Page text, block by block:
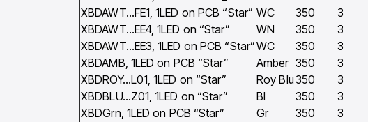
XBDAWT…FE1, 1LED on PCB “Star” WC 350 3
XBDAWT…EE4, 1LED on “Star”
WN 350 3
XBDAWT…EE3, 1LED on PCB “Star”WC 350 3
XBDAMB, 1LED on PCB “Star”
Amber 350 3
XBDROY…L01, 1LED on “Star”
Roy Blu350 3
XBDBLU…Z01, 1LED on “Star”
Bl 350 3
XBDGrn, 1LED on PCB “Star”
Gr 350 3